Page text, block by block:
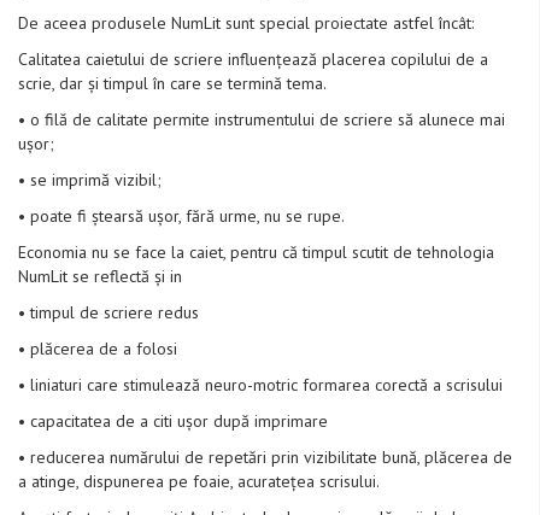
De aceea produsele NumLit sunt special proiectate astfel încât:
Calitatea caietului de scriere influențează placerea copilului de a
scrie, dar și timpul în care se termină tema.
• o filă de calitate permite instrumentului de scriere să alunece mai
ușor;
• se imprimă vizibil;
• poate fi ștearsă ușor, fără urme, nu se rupe.
Economia nu se face la caiet, pentru că timpul scutit de tehnologia
NumLit se reflectă și in
• timpul de scriere redus
• plăcerea de a folosi
• liniaturi care stimulează neuro-motric formarea corectă a scrisului
• capacitatea de a citi ușor după imprimare
• reducerea numărului de repetări prin vizibilitate bună, plăcerea de
a atinge, dispunerea pe foaie, acuratețea scrisului.